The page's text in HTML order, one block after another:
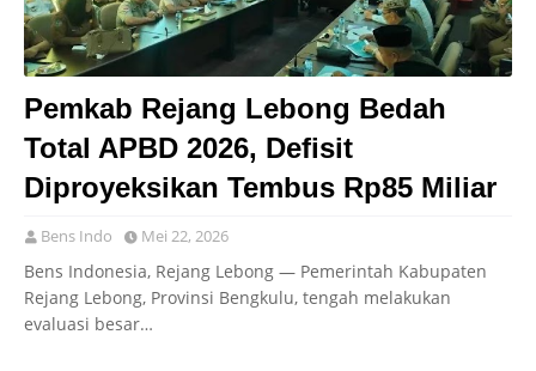
Pemkab Rejang Lebong Bedah
Total APBD 2026, Defisit
Diproyeksikan Tembus Rp85 Miliar
Bens Indo Mei 22, 2026
Bens Indonesia, Rejang Lebong — Pemerintah Kabupaten
Rejang Lebong, Provinsi Bengkulu, tengah melakukan
evaluasi besar…